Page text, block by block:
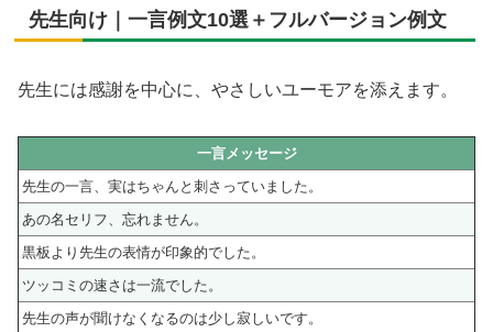
先生向け｜一言例文10選＋フルバージョン例文
先生には感謝を中心に、やさしいユーモアを添えます。
一言メッセージ
先生の一言、実はちゃんと刺さっていました。
あの名セリフ、忘れません。
黒板より先生の表情が印象的でした。
ツッコミの速さは一流でした。
先生の声が聞けなくなるのは少し寂しいです。